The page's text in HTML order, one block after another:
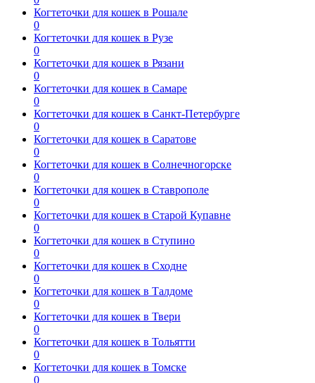
Когтеточки для кошек в Рошале
0
Когтеточки для кошек в Рузе
0
Когтеточки для кошек в Рязани
0
Когтеточки для кошек в Самаре
0
Когтеточки для кошек в Санкт-Петербурге
0
Когтеточки для кошек в Саратове
0
Когтеточки для кошек в Солнечногорске
0
Когтеточки для кошек в Ставрополе
0
Когтеточки для кошек в Старой Купавне
0
Когтеточки для кошек в Ступино
0
Когтеточки для кошек в Сходне
0
Когтеточки для кошек в Талдоме
0
Когтеточки для кошек в Твери
0
Когтеточки для кошек в Тольятти
0
Когтеточки для кошек в Томске
0